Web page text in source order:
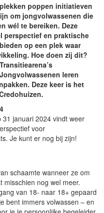
poppen initiatieven
om jongvolwassenen die
wél te bereiken. Deze
perspectief en praktische
op een plek waar
Hoe doen zij dit?
leren
Deze keer is het
31 januari 2024 vindt weer
voor
Je kunt er nog bij zijn!
schaamte wanneer ze om
misschien nog wel meer.
van 18- naar 18+ gepaard
bent immers volwassen – en